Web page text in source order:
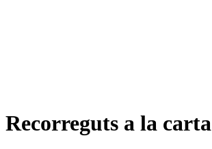
Recorreguts a la carta